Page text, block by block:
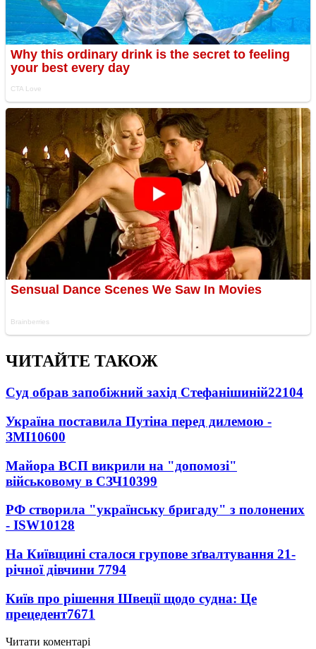
ЧИТАЙТЕ ТАКОЖ
Суд обрав запобіжний захід Стефанішиній22104
Україна поставила Путіна перед дилемою -
ЗМІ10600
Майора ВСП викрили на "допомозі"
військовому в СЗЧ10399
РФ створила "українську бригаду" з полонених
- ISW10128
На Київщині сталося групове зґвалтування 21-
річної дівчини 7794
Київ про рішення Швеції щодо судна: Це
прецедент7671
Читати коментарі